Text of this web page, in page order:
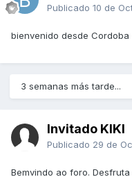
Publicado 10 de
bienvenido desde Cordoba
3 semanas más tarde...
Invitado KIKI
Publicado 29 de
Bemvindo ao foro.